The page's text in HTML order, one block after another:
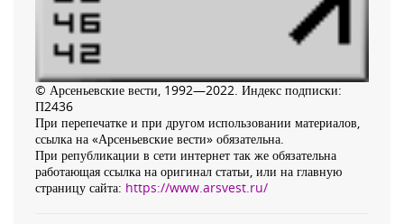
© Арсеньевские вести, 1992—2022. Индекс подписки:
П2436
При перепечатке и при другом использовании материалов,
ссылка на «Арсеньевские вести» обязательна.
При републикации в сети интернет так же обязательна
работающая ссылка на оригинал статьи, или на главную
страницу сайта: https://www.arsvest.ru/